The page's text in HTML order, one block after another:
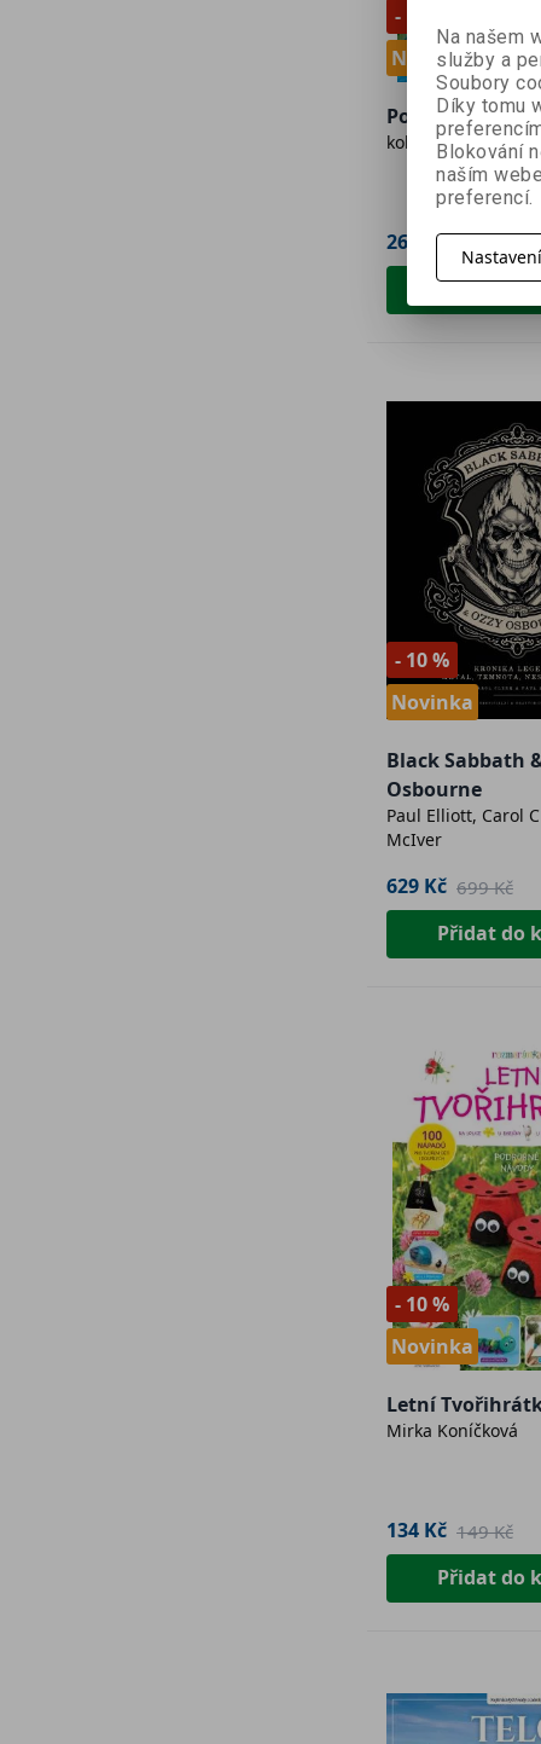
- 10 %
Novinka
Pohádkové
kolektiv autorů
269 Kč
Přidat do
- 10 %
Novinka
Black Sabbath
Osbourne
Paul Elliott, Carol
McIver
629 Kč 699 Kč
Přidat do
- 10 %
Novinka
Letní
Mirka Koníčková
134 Kč 149 Kč
Přidat do
Na našem
služby a
Soubory
Díky tomu
Blokování
naším
preferencí.
Nastavení